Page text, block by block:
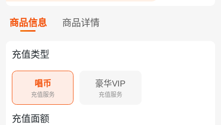
商品信息 商品详情
充值类型
唱币
充值服务
豪华VIP
充值服务
充值面额